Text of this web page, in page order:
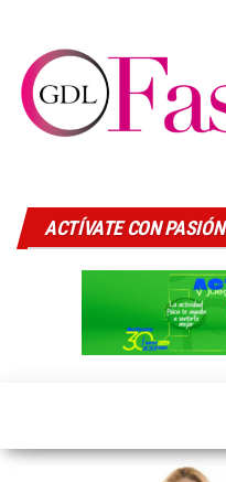
ACTÍVATE CON PASIÓN